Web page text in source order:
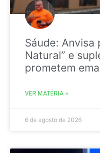
Sáude: Anvisa
Natural” e
prometem
VER MATÉRIA »
6 de agosto de 2026